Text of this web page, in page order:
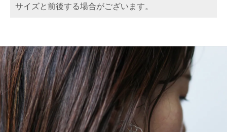
サイズと前後する場合がございます。